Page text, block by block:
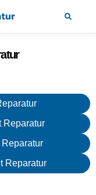
Reparatur
Reparatur